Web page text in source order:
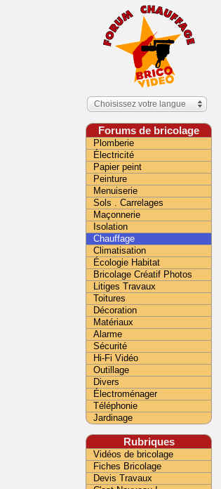
Choisissez votre langue
Forums de bricolage
Plomberie
Électricité
Papier peint
Peinture
Menuiserie
Sols . Carrelages
Maçonnerie
Isolation
Chauffage
Climatisation
Écologie Habitat
Bricolage Créatif Photos
Litiges Travaux
Toitures
Décoration
Matériaux
Alarme
Sécurité
Hi-Fi Vidéo
Outillage
Divers
Électroménager
Téléphonie
Jardinage
Rubriques
Vidéos de bricolage
Fiches Bricolage
Devis Travaux